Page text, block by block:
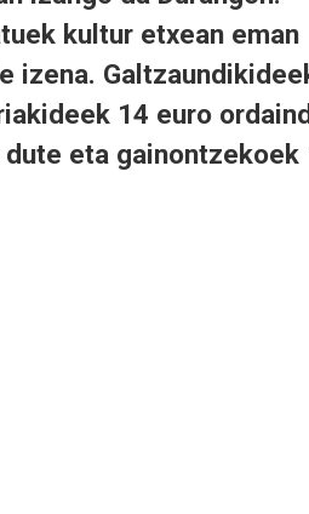
kultur etxean eman
izena.
14 euro
dute eta gainontzekoek